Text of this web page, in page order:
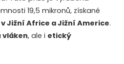
19,5 mikronů, získané
Jižní Africe a Jižní Americe.
vláken, ale i etický